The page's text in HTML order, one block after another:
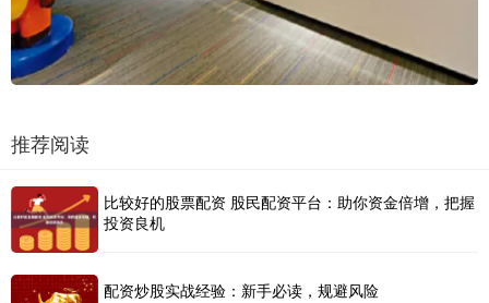
推荐阅读
比较好的股票配资 股民配资平台：助你资金倍增，把握
投资良机
配资炒股实战经验：新手必读，规避风险